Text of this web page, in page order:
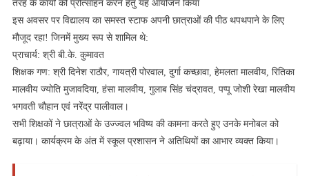
तरह के कार्यों को प्रोत्साहन करने हेतु यह आयोजन किया
​इस अवसर पर विद्यालय का समस्त स्टाफ अपनी छात्राओं की पीठ थपथपाने के लिए
मौजूद रहा! जिनमें मुख्य रूप से शामिल थे:
​प्राचार्य: श्री बी.के. कुमावत
​शिक्षक गण: श्री दिनेश राठौर, गायत्री पोरवाल, दुर्गा कच्छावा, हेमलता मालवीय, रितिका
मालवीय ज्योति मुजावदिया, हंसा मालवीय, गुलाब सिंह चंद्रावत, पप्पू जोशी रेखा मालवीय
भगवती चौहान एवं नरेंद्र पालीवाल।
​सभी शिक्षकों ने छात्राओं के उज्ज्वल भविष्य की कामना करते हुए उनके मनोबल को
बढ़ाया। कार्यक्रम के अंत में स्कूल प्रशासन ने अतिथियों का आभार व्यक्त किया।